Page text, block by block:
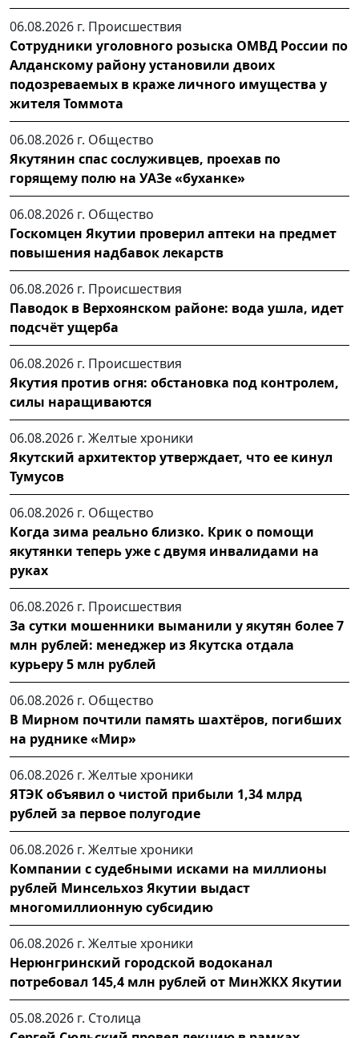
06.08.2026 г. Происшествия
Сотрудники уголовного розыска ОМВД России по
Алданскому району установили двоих
подозреваемых в краже личного имущества у
жителя Томмота
06.08.2026 г. Общество
Якутянин спас сослуживцев, проехав по
горящему полю на УАЗе «буханке»
06.08.2026 г. Общество
Госкомцен Якутии проверил аптеки на предмет
повышения надбавок лекарств
06.08.2026 г. Происшествия
Паводок в Верхоянском районе: вода ушла, идет
подсчёт ущерба
06.08.2026 г. Происшествия
Якутия против огня: обстановка под контролем,
силы наращиваются
06.08.2026 г. Желтые хроники
Якутский архитектор утверждает, что ее кинул
Тумусов
06.08.2026 г. Общество
Когда зима реально близко. Крик о помощи
якутянки теперь уже с двумя инвалидами на
руках
06.08.2026 г. Происшествия
За сутки мошенники выманили у якутян более 7
млн рублей: менеджер из Якутска отдала
курьеру 5 млн рублей
06.08.2026 г. Общество
В Мирном почтили память шахтёров, погибших
на руднике «Мир»
06.08.2026 г. Желтые хроники
ЯТЭК объявил о чистой прибыли 1,34 млрд
рублей за первое полугодие
06.08.2026 г. Желтые хроники
Компании с судебными исками на миллионы
рублей Минсельхоз Якутии выдаст
многомиллионную субсидию
06.08.2026 г. Желтые хроники
Нерюнгринский городской водоканал
потребовал 145,4 млн рублей от МинЖКХ Якутии
05.08.2026 г. Столица